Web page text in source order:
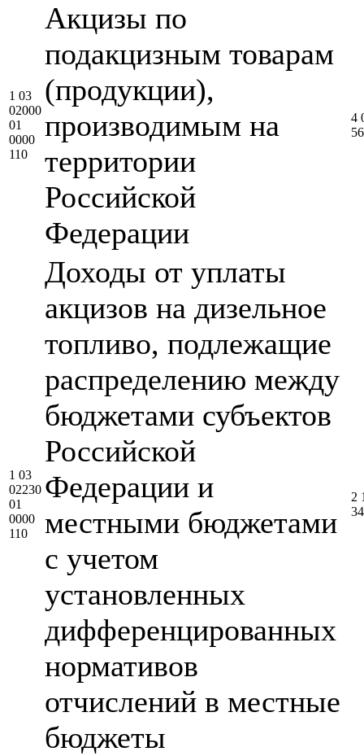
1 03
02000
01
0000
110
Акцизы по
подакцизным товарам
(продукции),
производимым на
территории
Российской
Федерации
4
1 03
02230
01
0000
110
Доходы от уплаты
акцизов на дизельное
топливо, подлежащие
распределению между
бюджетами субъектов
Российской
Федерации и
местными бюджетами
с учетом
установленных
дифференцированных
нормативов
отчислений в местные
бюджеты
2